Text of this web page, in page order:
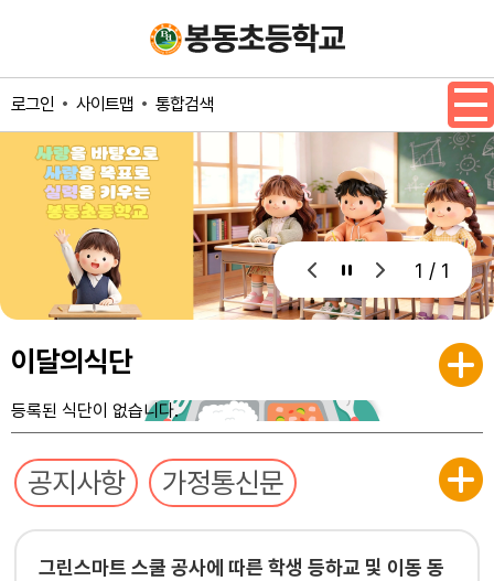
로그인 사이트맵 통합검색
1 / 1
이달의식단
등록된 식단이 없습니다.
공지사항 가정통신문
그린스마트 스쿨 공사에 따른 학생 등하교 및 이동 동